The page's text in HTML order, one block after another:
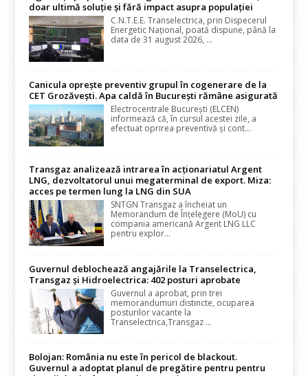
doar ultimă soluție și fără impact asupra populației
C.N.T.E.E. Transelectrica, prin Dispecerul
Energetic Național, poată dispune, până la
data de 31 august 2026, ...
Canicula oprește preventiv grupul în cogenerare de la
CET Grozăvești. Apa caldă în București rămâne asigurată
Electrocentrale București (ELCEN)
informează că, în cursul acestei zile, a
efectuat oprirea preventivă și cont...
Transgaz analizează intrarea în acționariatul Argent
LNG, dezvoltatorul unui megaterminal de export. Miza:
acces pe termen lung la LNG din SUA
SNTGN Transgaz a încheiat un
Memorandum de Înțelegere (MoU) cu
compania americană Argent LNG LLC
pentru explor...
Guvernul deblochează angajările la Transelectrica,
Transgaz și Hidroelectrica: 402 posturi aprobate
Guvernul a aprobat, prin trei
memorandumuri distincte, ocuparea
posturilor vacante la
Transelectrica,Transgaz ...
Bolojan: România nu este în pericol de blackout.
Guvernul a adoptat planul de pregătire pentru pentru